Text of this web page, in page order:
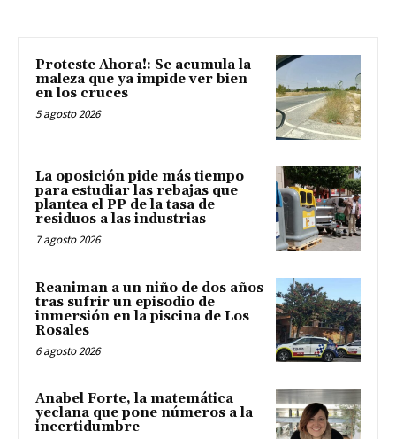
Proteste Ahora!: Se acumula la
maleza que ya impide ver bien
en los cruces
5 agosto 2026
La oposición pide más tiempo
para estudiar las rebajas que
plantea el PP de la tasa de
residuos a las industrias
7 agosto 2026
Reaniman a un niño de dos años
tras sufrir un episodio de
inmersión en la piscina de Los
Rosales
6 agosto 2026
Anabel Forte, la matemática
yeclana que pone números a la
incertidumbre